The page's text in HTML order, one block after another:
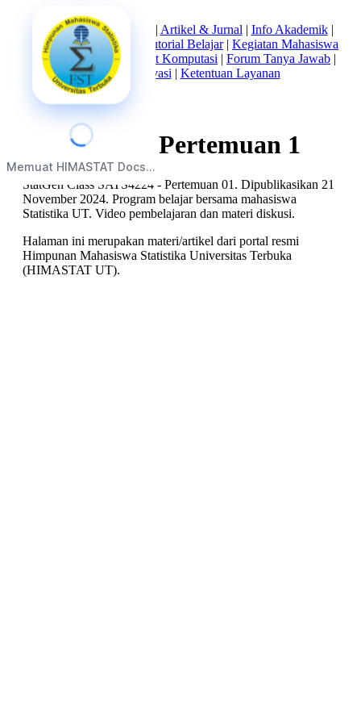
Memuat HIMASTAT Docs...
Beranda|Tentang Kami | Artikel & Jurnal | Info Akademik|
Mata Kuliah Statistika
Tutorial Belajar| Kegiatan Mahasiswa
Struktur Himpunan Alat Komputasi | Forum Tanya Jawab |
Kebijakan Privasi | Ketentuan Layanan
SATS4224 - Pertemuan 1
StatGen Class SATS4224 - Pertemuan 01. Dipublikasikan 21
November 2024. Program belajar bersama mahasiswa
Statistika UT. Video pembelajaran dan materi diskusi.
Halaman ini merupakan materi/artikel dari portal resmi
Himpunan Mahasiswa Statistika Universitas Terbuka
(HIMASTAT UT).